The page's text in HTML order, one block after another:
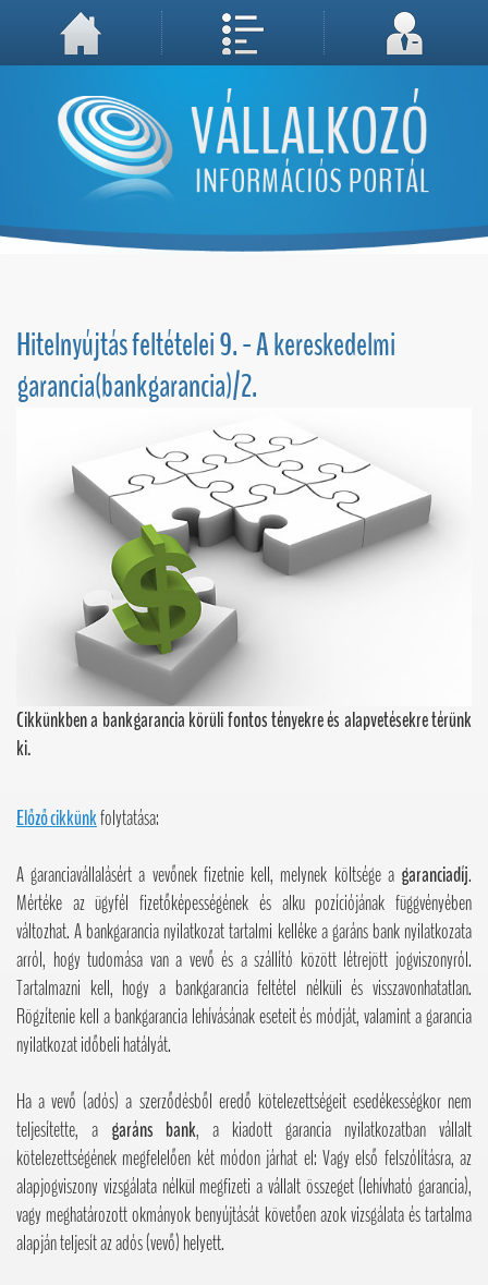
A weboldal használatával Ön elfogadja, hogy Cookie-kat (sütiket) tároljunk számítógépén. A sütik a weboldal megfelelő működéséhez
Megértettem, folytatás...
Hitelnyújtás feltételei 9. - A kereskedelmi
garancia(bankgarancia)/2.
Cikkünkben a bankgarancia körüli fontos tényekre és alapvetésekre térünk
ki.
Előző cikkünkfolytatása:
A garanciavállalásért a vevőnek fizetnie kell, melynek költsége a garanciadíj.
Mértéke az ügyfél fizetőképességének és alku pozíciójának függvényében
változhat. A bankgarancia nyilatkozat tartalmi kelléke a garáns bank nyilatkozata
arról, hogy tudomása van a vevő és a szállító között létrejött jogviszonyról.
Tartalmazni kell, hogy a bankgarancia feltétel nélküli és visszavonhatatlan.
Rögzítenie kell a bankgarancia lehívásának eseteit és módját, valamint a garancia
nyilatkozat időbeli hatályát.
Ha a vevő (adós) a szerződésből eredő kötelezettségeit esedékességkor nem
teljesítette, a garáns bank, a kiadott garancia nyilatkozatban vállalt
kötelezettségének megfelelően két módon járhat el: Vagy első felszólításra, az
alapjogviszony vizsgálata nélkül megfizeti a vállalt összeget (lehívható garancia),
vagy meghatározott okmányok benyújtását követően azok vizsgálata és tartalma
alapján teljesít az adós (vevő) helyett.